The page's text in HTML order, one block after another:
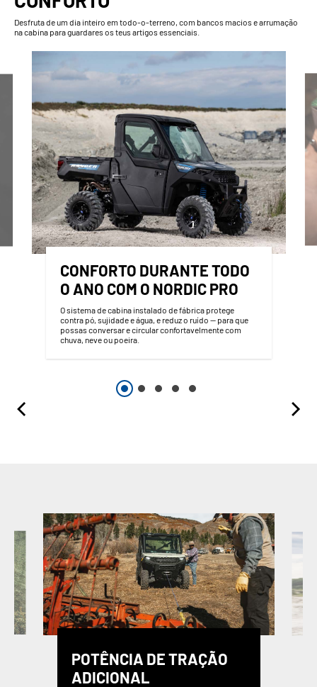
Desfruta de um dia inteiro em todo-o-terreno, com bancos macios e arrumação
na cabina para guardares os teus artigos essenciais.
CONFORTO DURANTE TODO
O ANO COM O NORDIC PRO
O sistema de cabina instalado de fábrica protege
contra pó, sujidade e água, e reduz o ruído — para que
possas conversar e circular confortavelmente com
chuva, neve ou poeira.
POTÊNCIA DE TRAÇÃO
ADICIONAL